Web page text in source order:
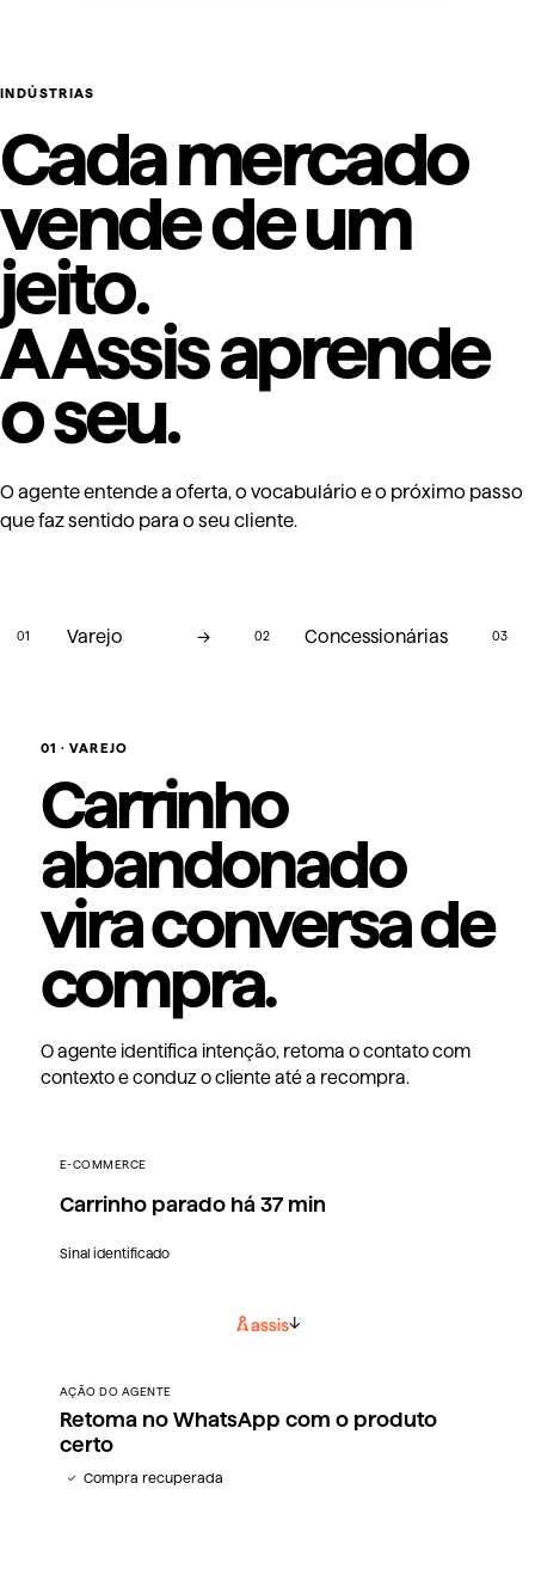
INDÚSTRIAS
Cada mercado
vende de um
jeito.
A Assis aprende
o seu.
O agente entende a oferta, o vocabulário e o próximo passo
que faz sentido para o seu cliente.
01 Varejo → 02 Concessionárias 03
01 ·VAREJO
Carrinho
abandonado
vira conversa de
compra.
O agente identifica intenção, retoma o contato com
contexto e conduz o cliente até a recompra.
E-COMMERCE
Carrinho parado há 37 min
Sinal identificado
AÇÃO DO AGENTE
Retoma no WhatsApp com o produto
certo
✓ Compra recuperada